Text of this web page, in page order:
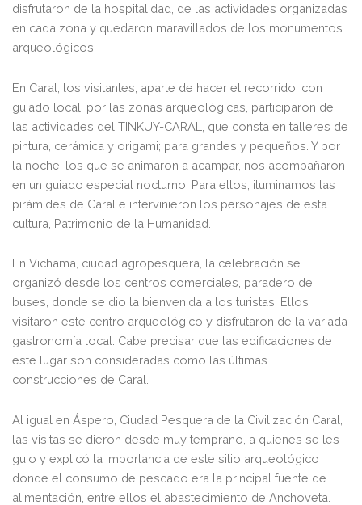
disfrutaron de la hospitalidad, de las actividades organizadas
en cada zona y quedaron maravillados de los monumentos
arqueológicos.
En Caral, los visitantes, aparte de hacer el recorrido, con
guiado local, por las zonas arqueológicas, participaron de
las actividades del TINKUY-CARAL, que consta en talleres de
pintura, cerámica y origami; para grandes y pequeños. Y por
la noche, los que se animaron a acampar, nos acompañaron
en un guiado especial nocturno. Para ellos, iluminamos las
pirámides de Caral e intervinieron los personajes de esta
cultura, Patrimonio de la Humanidad.
En Vichama, ciudad agropesquera, la celebración se
organizó desde los centros comerciales, paradero de
buses, donde se dio la bienvenida a los turistas. Ellos
visitaron este centro arqueológico y disfrutaron de la variada
gastronomía local. Cabe precisar que las edificaciones de
este lugar son consideradas como las últimas
construcciones de Caral.
Al igual en Áspero, Ciudad Pesquera de la Civilización Caral,
las visitas se dieron desde muy temprano, a quienes se les
guio y explicó la importancia de este sitio arqueológico
donde el consumo de pescado era la principal fuente de
alimentación, entre ellos el abastecimiento de Anchoveta.